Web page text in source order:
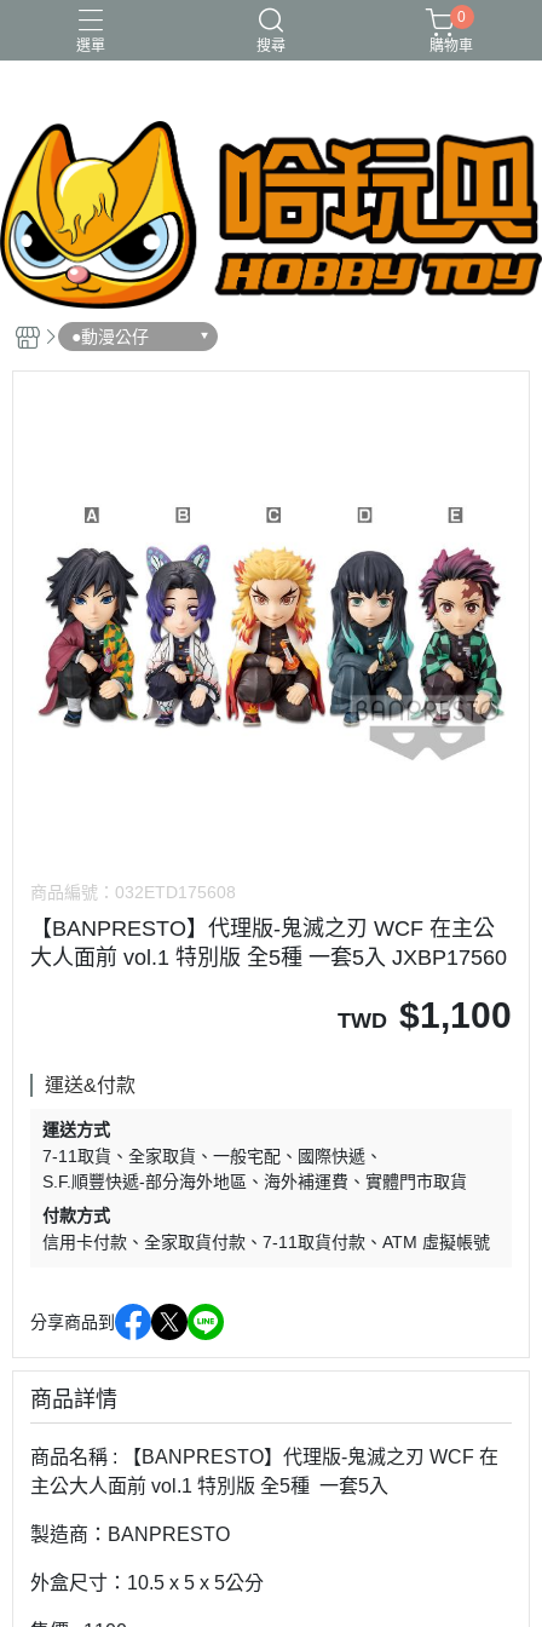
選單 搜尋
FUNKO RE-MENT 中古二手品
庫柏力克Be@rbrick
酸雨戰爭
0
購物車
●動漫公仔
商品編號： 032ETD175608
【BANPRESTO】代理版-鬼滅之刃 WCF 在主公
大人面前 vol.1 特別版 全5種 一套5入 JXBP17560
TWD $1,100
運送&付款
運送方式
7-11取貨
全家取貨 一般宅配
國際快遞
S.F.順豐快遞-部分海外地區
海外補運費
實體門市取貨
付款方式
信用卡付款
全家取貨付款 7-11取貨付款 ATM 虛擬帳號
分享商品到
商品詳情
商品名稱 : 【BANPRESTO】代理版-鬼滅之刃 WCF 在
主公大人面前 vol.1 特別版 全5種 一套5入
製造商：BANPRESTO
外盒尺寸：10.5 x 5 x 5公分